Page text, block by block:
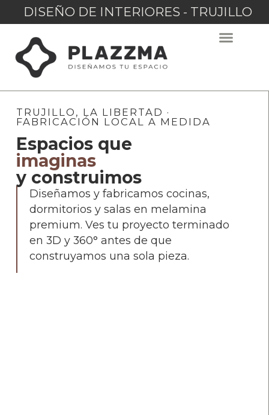
DISEÑO DE INTERIORES - TRUJILLO
TRUJILLO, LA LIBERTAD ·
FABRICACIÓN LOCAL A MEDIDA
Espacios que
imaginas
y construimos
Diseñamos y fabricamos cocinas,
dormitorios y salas en melamina
premium. Ves tu proyecto terminado
en 3D y 360° antes de que
construyamos una sola pieza.